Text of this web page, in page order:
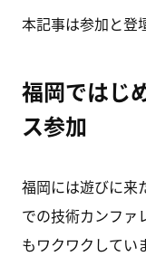
本記事は参加と登
福岡ではじ
ス参加
福岡には遊びに来
での技術カンファ
もワクワクしてい